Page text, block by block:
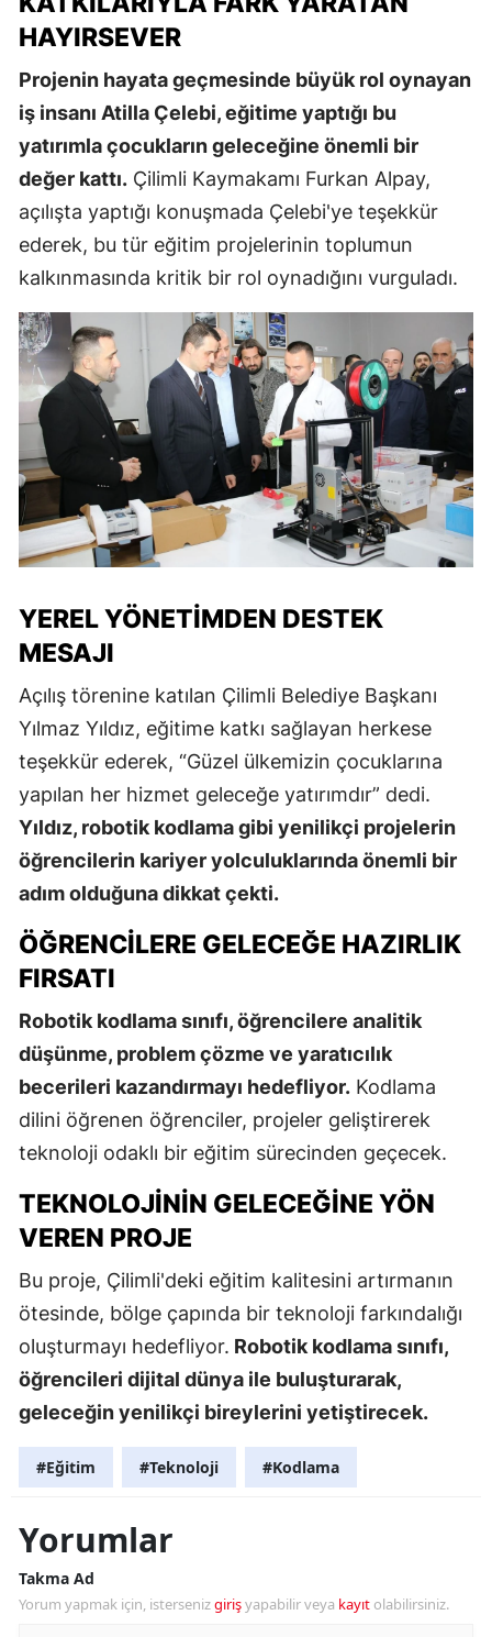
HAYIRSEVER
Projenin hayata geçmesinde büyük rol oynayan
iş insanı Atilla Çelebi, eğitime yaptığı bu
yatırımla çocukların geleceğine önemli bir
değer kattı. Çilimli Kaymakamı Furkan Alpay,
açılışta yaptığı konuşmada Çelebi'ye teşekkür
ederek, bu tür eğitim projelerinin toplumun
kalkınmasında kritik bir rol oynadığını vurguladı.
YEREL YÖNETIMDEN DESTEK
MESAJI
Açılış törenine katılan Çilimli Belediye Başkanı
Yılmaz Yıldız, eğitime katkı sağlayan herkese
teşekkür ederek, “Güzel ülkemizin çocuklarına
yapılan her hizmet geleceğe yatırımdır” dedi.
Yıldız, robotik kodlama gibi yenilikçi projelerin
öğrencilerin kariyer yolculuklarında önemli bir
adım olduğuna dikkat çekti.
ÖĞRENCILERE GELECEĞE HAZIRLIK
FIRSATI
Robotik kodlama sınıfı, öğrencilere analitik
düşünme, problem çözme ve yaratıcılık
becerileri kazandırmayı hedefliyor. Kodlama
dilini öğrenen öğrenciler, projeler geliştirerek
teknoloji odaklı bir eğitim sürecinden geçecek.
TEKNOLOJININ GELECEĞINE YÖN
VEREN PROJE
Bu proje, Çilimli'deki eğitim kalitesini artırmanın
ötesinde, bölge çapında bir teknoloji farkındalığı
oluşturmayı hedefliyor. Robotik kodlama sınıfı,
öğrencileri dijital dünya ile buluşturarak,
geleceğin yenilikçi bireylerini yetiştirecek.
#Eğitim #Teknoloji #Kodlama
Yorumlar
Takma Ad
Yorum yapmak için, istersenizgirişyapabilir veya kayıt olabilirsiniz.